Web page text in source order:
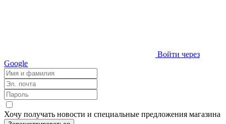
Войти через
Google
Хочу получать новости и специальные предложения магазина